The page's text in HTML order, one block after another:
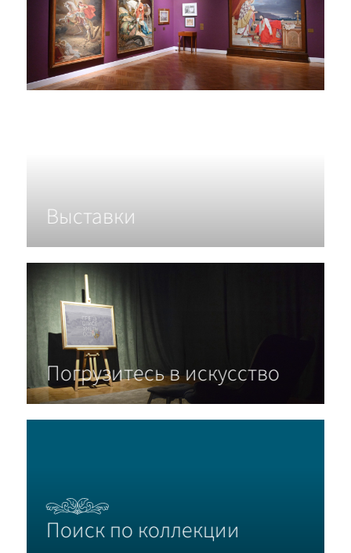
Выставки
Погрузитесь в искусство
Поиск по коллекции